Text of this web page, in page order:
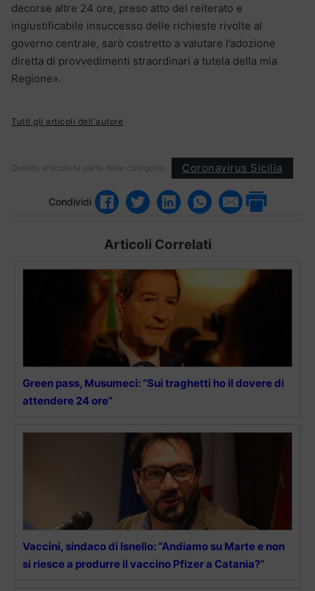
decorse altre 24 ore, preso atto del reiterato e
ingiustificabile insuccesso delle richieste rivolte al
governo centrale, sarò costretto a valutare l’adozione
diretta di provvedimenti straordinari a tutela della mia
Regione».
Tutti gli articoli dell'autore
Questo articolo fa parte delle categorie: Coronavirus Sicilia
Condividi
Articoli Correlati
Green pass, Musumeci: “Sui traghetti ho il dovere di
attendere 24 ore”
Vaccini, sindaco di Isnello: “Andiamo su Marte e non
si riesce a produrre il vaccino Pfizer a Catania?”